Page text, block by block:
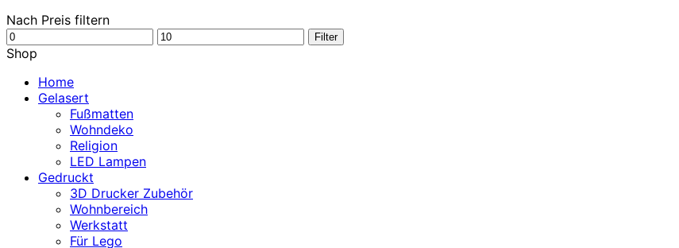
Nach Preis filtern
Min.
Preis
Max.
Filter
Shop
Home
Gelasert
Fußmatten
Wohndeko
Religion
LED Lampen
Gedruckt
3D Drucker Zubehör
Wohnbereich
Werkstatt
Für Lego